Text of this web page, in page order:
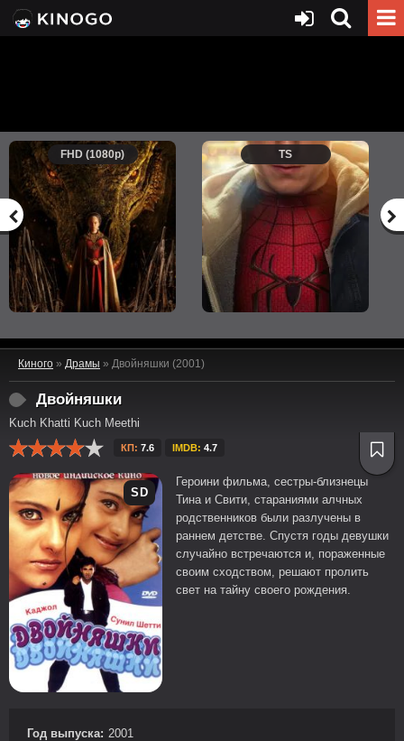
FHD (1080p) TS
Киного » Драмы » Двойняшки (2001)
Двойняшки
Kuch Khatti Kuch Meethi
КП: 7.6 IMDB: 4.7
SD
Героини фильма, сестры-близнецы
Тина и Свити, стараниями алчных
родственников были разлучены в
раннем детстве. Спустя годы девушки
случайно встречаются и, пораженные
своим сходством, решают пролить
свет на тайну своего рождения.
Год выпуска: 2001